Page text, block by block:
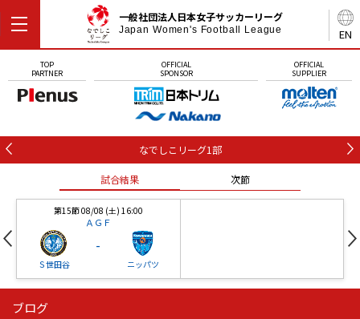
EN
一般社団法人日本女子サッカーリーグ
Japan Women's Football League
TOP
PARTNER
OFFICIAL
SPONSOR
OFFICIAL
SUPPLIER
なでしこリーグ1部
試合結果 次節
第15節 08/08 (土) 16:00
ＡＧＦ
Ｓ世田谷
-
ニッパツ
ブログ